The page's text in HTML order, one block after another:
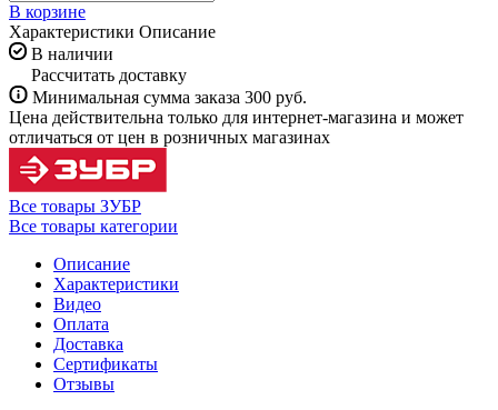
В корзине
Характеристики Описание
В наличии
Рассчитать доставку
Минимальная сумма заказа 300 руб.
Цена действительна только для интернет-магазина и может
отличаться от цен в розничных магазинах
Все товары ЗУБР
Все товары категории
Описание
Характеристики
Видео
Оплата
Доставка
Сертификаты
Отзывы